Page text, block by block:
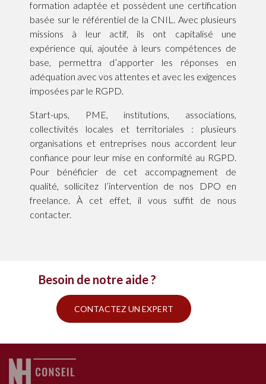
formation adaptée et possèdent une certification
basée sur le référentiel de la CNIL. Avec plusieurs
missions à leur actif, ils ont capitalisé une
expérience qui, ajoutée à leurs compétences de
base, permettra d’apporter les réponses en
adéquation avec vos attentes et avec les exigences
imposées par le RGPD.
Start-ups, PME, institutions, associations,
collectivités locales et territoriales : plusieurs
organisations et entreprises nous accordent leur
confiance pour leur mise en conformité au RGPD.
Pour bénéficier de cet accompagnement de
qualité, sollicitez l’intervention de nos DPO en
freelance. À cet effet, il vous suffit de nous
contacter.
Besoin de notre aide ?
CONTACTEZ UN EXPERT